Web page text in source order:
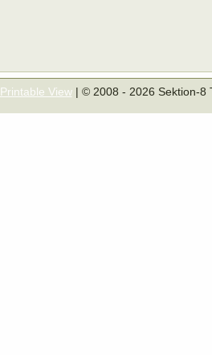
Printable View| © 2008 - 2026 Sektion-8